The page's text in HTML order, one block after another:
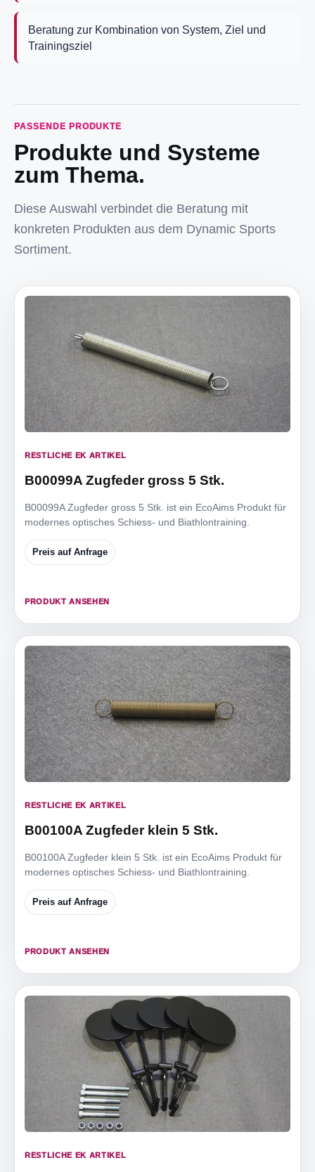
Beratung zur Kombination von System, Ziel und
Trainingsziel
PASSENDE PRODUKTE
Produkte und Systeme
zum Thema.
Diese Auswahl verbindet die Beratung mit
konkreten Produkten aus dem Dynamic Sports
Sortiment.
RESTLICHE EK ARTIKEL
B00099A Zugfeder gross 5 Stk.
B00099A Zugfeder gross 5 Stk. ist ein EcoAims Produkt für
modernes optisches Schiess- und Biathlontraining.
Preis auf Anfrage
PRODUKT ANSEHEN
RESTLICHE EK ARTIKEL
B00100A Zugfeder klein 5 Stk.
B00100A Zugfeder klein 5 Stk. ist ein EcoAims Produkt für
modernes optisches Schiess- und Biathlontraining.
Preis auf Anfrage
PRODUKT ANSEHEN
RESTLICHE EK ARTIKEL